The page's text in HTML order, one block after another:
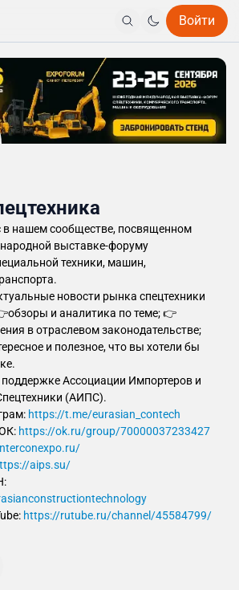
Войти
в нашем сообществе, посвященном
выставке-форуму
техники, машин,
новости рынка спецтехники
и аналитика по теме; 👉
в отраслевом законодательстве;
и полезное, что вы хотели бы
поддержке Ассоциации Импортеров и
(АИПС).
https://t.me/eurasian_contech
https://ok.ru/group/70000037233427
aips.su/
https://rutube.ru/channel/45584799/